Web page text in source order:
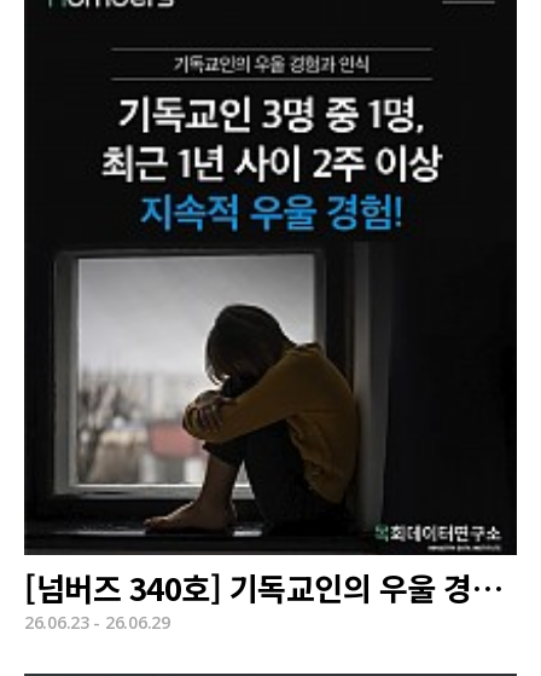
[넘버즈 340호] 기독교인의 우울 경험과 인식
26.06.23 - 26.06.29